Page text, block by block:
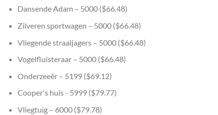
Dansende Adam – 5000 ($66.48)
Zilveren sportwagen – 5000 ($66.48)
Vliegende straaljagers – 5000 ($66.48)
Vogelfluisteraar – 5000 ($66.48)
Onderzeeër – 5199 ($69.12)
Cooper's huis - 5999 ($79.77)
Vliegtuig – 6000 ($79.78)